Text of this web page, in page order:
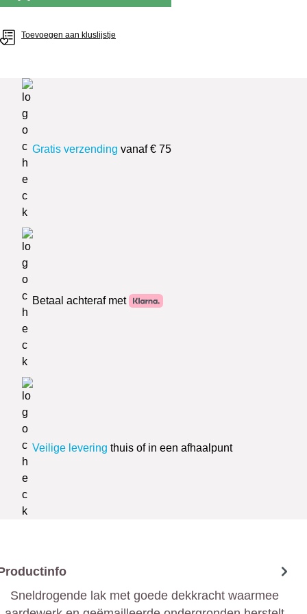
Toevoegen aan kluslijstje
Gratis verzending vanaf € 75
Betaal achteraf met
Veilige levering thuis of in een afhaalpunt
Sneldrogende lak met goede dekkracht waarmee